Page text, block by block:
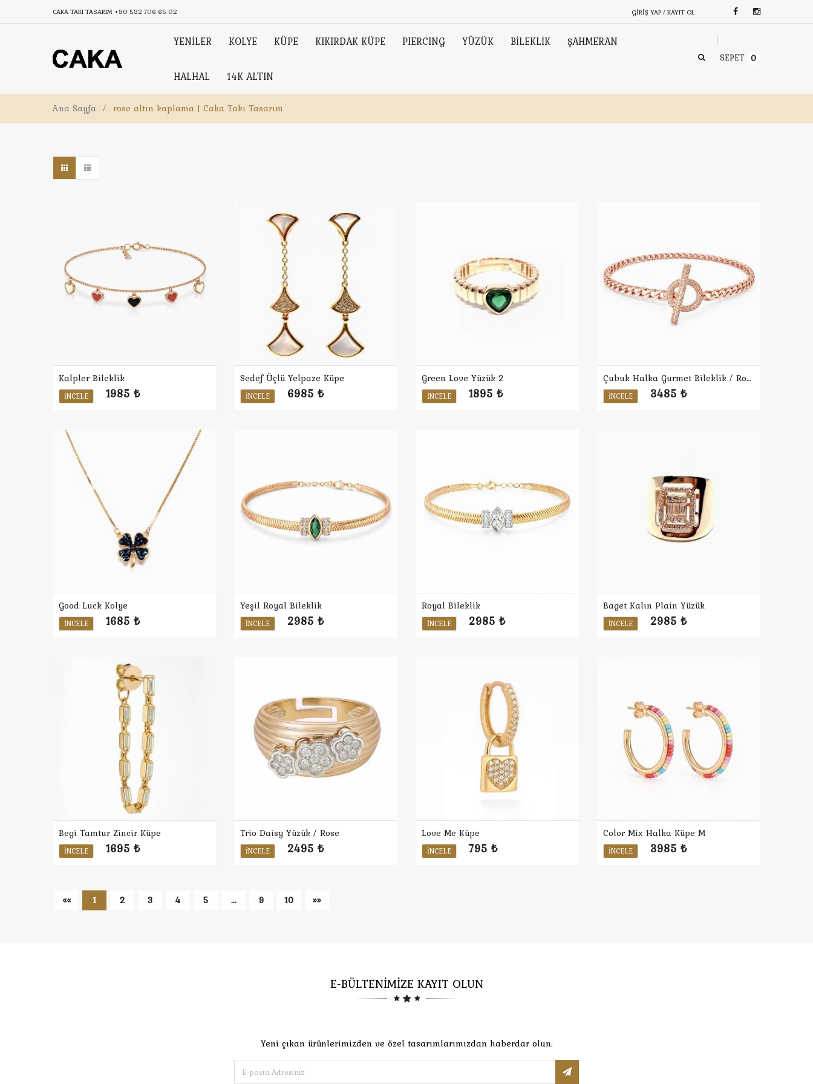
CAKA TAKI TASARIM +90 532 706 65 02 GIRIŞ YAP / KAYIT OL
YENİLER KOLYE KÜPE KIKIRDAK KÜPE PIERCING YÜZÜK BİLEKLİK ŞAHMERAN
HALHAL 14K ALTIN
SEPET 0
Ana Sayfa / rose altın kaplama | Caka Takı Tasarım
Kalpler Bileklik
İNCELE 1985 ₺
Sedef Üçlü Yelpaze Küpe
İNCELE 6985 ₺
Green Love Yüzük 2
İNCELE 1895 ₺
Çubuk Halka Gurmet Bileklik / Rose
İNCELE 3485 ₺
Good Luck Kolye
İNCELE 1685 ₺
Yeşil Royal Bileklik
İNCELE 2985 ₺
Royal Bileklik
İNCELE 2985 ₺
Baget Kalın Plain Yüzük
İNCELE 2985 ₺
Begi Tamtur Zincir Küpe
İNCELE 1695 ₺
Trio Daisy Yüzük / Rose
İNCELE 2495 ₺
Love Me Küpe
İNCELE 795 ₺
Color Mix Halka Küpe M
İNCELE 3985 ₺
«« 1 2 3 4 5 ... 9 10 »»
E-BÜLTENİMİZE KAYIT OLUN
Yeni çıkan ürünlerimizden ve özel tasarımlarımızdan haberdar olun.